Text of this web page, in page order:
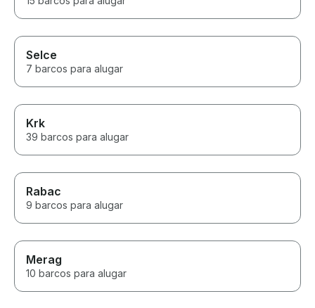
Selce
7 barcos para alugar
Krk
39 barcos para alugar
Rabac
9 barcos para alugar
Merag
10 barcos para alugar